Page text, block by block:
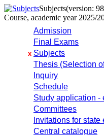
Subjects(version:
Course, academic year 2025/
Admission
Final Exams
x Subjects
Thesis (Selection
Inquiry
Schedule
Study application -
Committees
Invitations for
Central catalogue